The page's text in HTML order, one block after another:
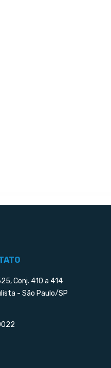
Conj. 410 a 414
- São Paulo/SP